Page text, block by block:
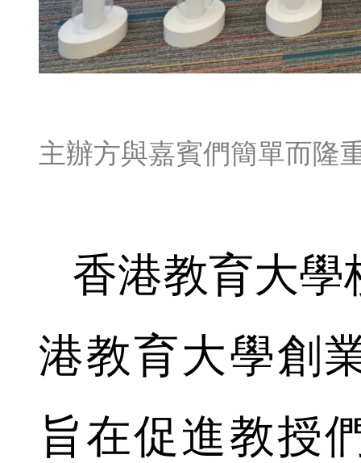
主辦方與嘉賓們簡單而隆
香港教育大學
港教育大學創
旨在促進教授